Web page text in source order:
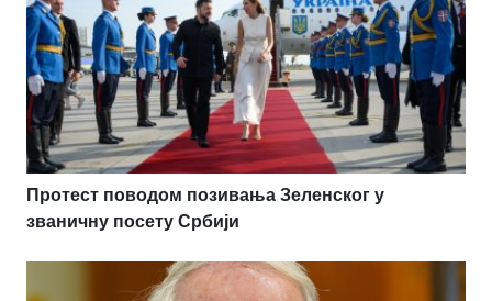
Протест поводом позивања Зеленског у
званичну посету Србији